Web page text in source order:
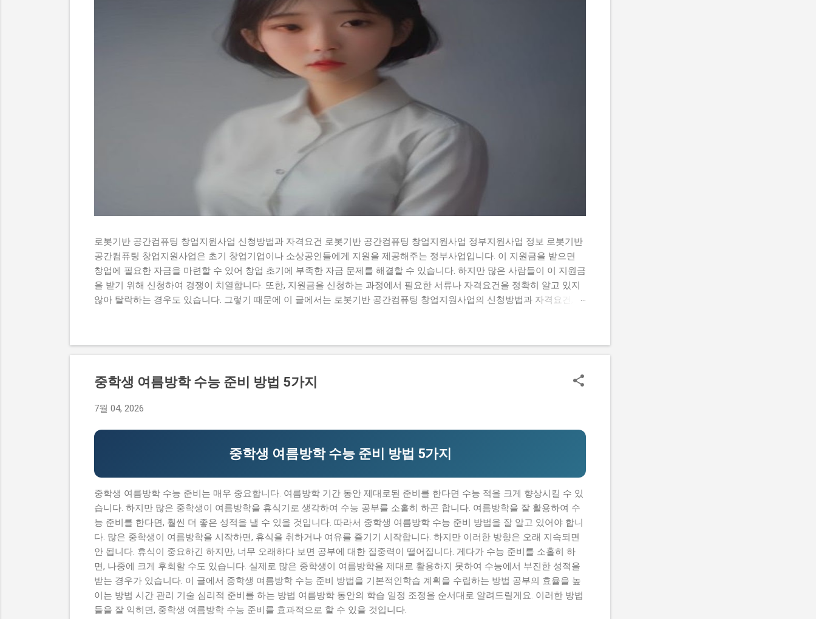
로봇기반 공간컴퓨팅 창업지원사업 신청방법과 자격요건 로봇기반 공간컴퓨팅 창업지원사업 정부지원사업 정보 로봇기반
공간컴퓨팅 창업지원사업은 초기 창업기업이나 소상공인들에게 지원을 제공해주는 정부사업입니다. 이 지원금을 받으면
창업에 필요한 자금을 마련할 수 있어 창업 초기에 부족한 자금 문제를 해결할 수 있습니다. 하지만 많은 사람들이 이 지원금
을 받기 위해 신청하여 경쟁이 치열합니다. 또한, 지원금을 신청하는 과정에서 필요한 서류나 자격요건을 정확히 알고 있지
않아 탈락하는 경우도 있습니다. 그렇기 때문에 이 글에서는 로봇기반 공간컴퓨팅 창업지원사업의 신청방법과 자격요건, 지
수 있어 창업에 큰 도움이 됩니다. 그렇기 때문에 이 글에서는 실제로 지원금을 받은 사람들의 후기와 합격한 사람들의 공통
점도 설명하고자 합니다. 이 글에서 다루고자 하는 내용은 로봇기반 공간컴퓨팅 창업지원사업의 신청방법과 자격요건, 지원
컴퓨팅 창업지원사업에 대한 모든 것을 알 수 있을 것입니다. 지금 신청하러 가기 📋 목차 이 사업, 정말 받을 수 있을까? 신
기반 공간컴퓨팅 창업지원사업이 뭔지 로봇기반 공간컴퓨팅 창업지원사업은 로봇기반 기술을 활용하여 창업하는 초기 기
업이나 소상공인들에게 지원을 제공해주는 정부사업입니다. 이 지원금을 받으면 창업 초기에 필요한 자금을 마련할 수 있어
중학생 여름방학 수능 준비 방법 5가지
7월 04, 2026
중학생 여름방학 수능 준비 방법 5가지
중학생 여름방학 수능 준비는 매우 중요합니다. 여름방학 기간 동안 제대로된 준비를 한다면 수능 적을 크게 향상시킬 수 있
습니다. 하지만 많은 중학생이 여름방학을 휴식기로 생각하여 수능 공부를 소홀히 하곤 합니다. 여름방학을 잘 활용하여 수
능 준비를 한다면, 훨씬 더 좋은 성적을 낼 수 있을 것입니다. 따라서 중학생 여름방학 수능 준비 방법을 잘 알고 있어야 합니
다. 많은 중학생이 여름방학을 시작하면, 휴식을 취하거나 여유를 즐기기 시작합니다. 하지만 이러한 방향은 오래 지속되면
안 됩니다. 휴식이 중요하긴 하지만, 너무 오래하다 보면 공부에 대한 집중력이 떨어집니다. 게다가 수능 준비를 소홀히 하
면, 나중에 크게 후회할 수도 있습니다. 실제로 많은 중학생이 여름방학을 제대로 활용하지 못하여 수능에서 부진한 성적을
받는 경우가 있습니다. 이 글에서 중학생 여름방학 수능 준비 방법을 기본적인학습 계획을 수립하는 방법 공부의 효율을 높
이는 방법 시간 관리 기술 심리적 준비를 하는 방법 여름방학 동안의 학습 일정 조정을 순서대로 알려드릴게요. 이러한 방법
들을 잘 익히면, 중학생 여름방학 수능 준비를 효과적으로 할 수 있을 것입니다.